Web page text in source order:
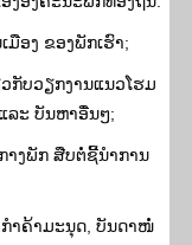
ອງ ຂອງພັກເຮົາ;
ກັບວຽກງານແນວໂຮມ
ລະ ບັນຫາອື່ນໆ;
າງພັກ ສືບຕໍ່ຊີ້ນໍາການ
າຄ້າມະນຸດ, ບັນດາໜໍ່